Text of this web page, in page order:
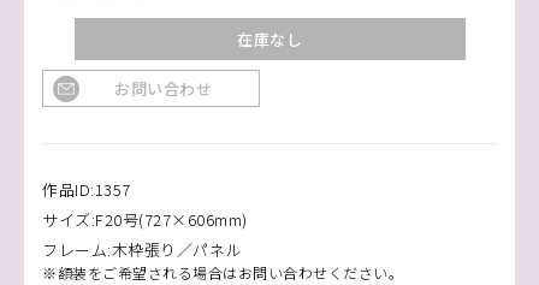
在庫なし
お問い合わせ
作品ID:1357
サイズ:F20号(727×606mm)
フレーム:木枠張り／パネル
※額装をご希望される場合はお問い合わせください。